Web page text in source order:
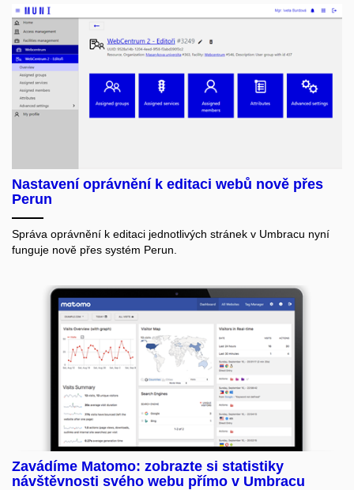
Nastavení oprávnění k editaci webů nově přes
Perun
Správa oprávnění k editaci jednotlivých stránek v Umbracu nyní
funguje nově přes systém Perun.
Zavádíme Matomo: zobrazte si statistiky
návštěvnosti svého webu přímo v Umbracu